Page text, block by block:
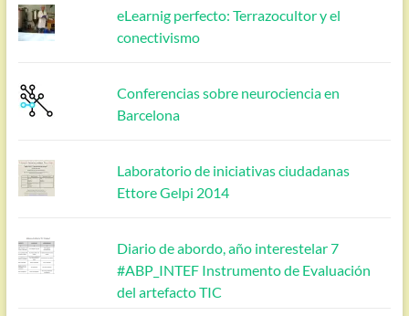
eLearnig perfecto: Terrazocultor y el
conectivismo
Conferencias sobre neurociencia en
Barcelona
Laboratorio de iniciativas ciudadanas
Ettore Gelpi 2014
Diario de abordo, año interestelar 7
#ABP_INTEF Instrumento de Evaluación
del artefacto TIC